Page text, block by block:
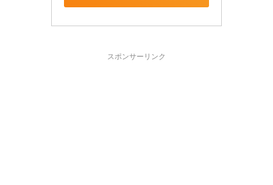
スポンサーリンク